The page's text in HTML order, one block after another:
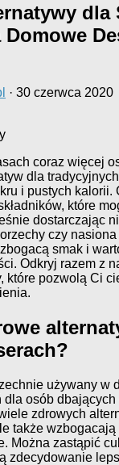
dla
· 30 czerwca 2020
coraz więcej
dla tradycyjnych
i pustych
które
dostarczając
czy
smak i
Odkryj razem z
które pozwolą Ci
używany w
dla osób
zdrowych
także
Można zastąpić
zdecydowanie